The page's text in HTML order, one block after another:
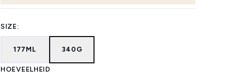
SIZE:
177ML 340G
HOEVEELHEID